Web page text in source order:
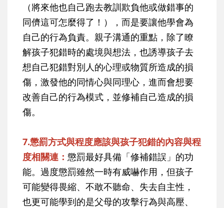
（將來他也自己跑去教訓欺負他或做錯事的
同儕這可怎麼得了！），而是要讓他學會為
自己的行為負責。親子溝通的重點，除了瞭
解孩子犯錯時的處境與想法，也誘導孩子去
想自己犯錯對別人的心理或物質所造成的損
傷，激發他的同情心與同理心，進而會想要
改善自己的行為模式，並修補自己造成的損
傷。
7.懲罰方式與程度應該與孩子犯錯的內容與程
度相關連： 懲罰最好具備「修補錯誤」的功
能。過度懲罰雖然一時有威嚇作用，但孩子
可能變得畏縮、不敢不聽命、失去自主性，
也更可能學到的是父母的攻擊行為與高壓、